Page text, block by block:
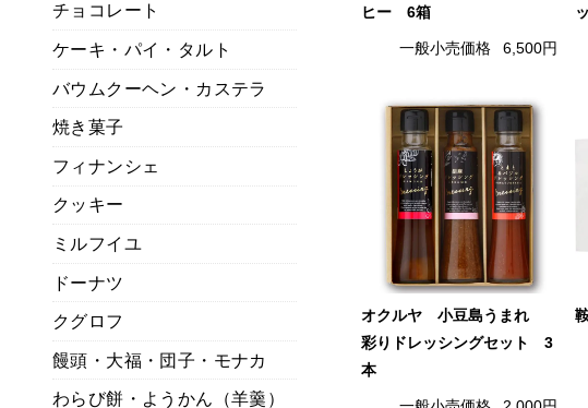
ヒー 6箱
一般小売価格 6,500円
オクルヤ 小豆島うまれ
彩りドレッシングセット 3
本
チョコレート
ケーキ・パイ・タルト
バウムクーヘン・カステラ
焼き菓子
フィナンシェ
クッキー
ミルフイユ
ドーナツ
クグロフ
饅頭・大福・団子・モナカ
わらび餅・ようかん（羊羹）